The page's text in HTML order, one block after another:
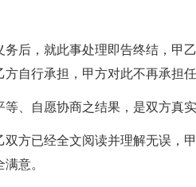
务后，就此事处理即告终结，甲
自行承担，甲方对此不再承担任
、自愿协商之结果，是双方真
双方已经全文阅读并理解无误，
意。